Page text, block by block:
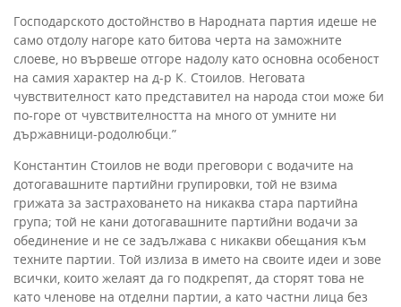
Господарското достойнство в Народната партия идеше не
само отдолу нагоре като битова черта на заможните
слоеве, но вървеше отгоре надолу като основна особеност
на самия характер на д-р К. Стоилов. Неговата
чувствителност като представител на народа стои може би
по-горе от чувствителността на много от умните ни
държавници-родолюбци.”
Константин Стоилов не води преговори с водачите на
дотогавашните партийни групировки, той не взима
грижата за застраховането на никаква стара партийна
група; той не кани дотогавашните партийни водачи за
обединение и не се задължава с никакви обещания към
техните партии. Той излиза в името на своите идеи и зове
всички, които желаят да го подкрепят, да сторят това не
като членове на отделни партии, а като частни лица без